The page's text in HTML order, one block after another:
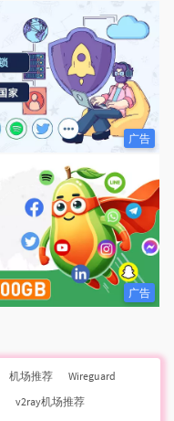
广告
广告
机场推荐
Wireguard
v2ray机场推荐